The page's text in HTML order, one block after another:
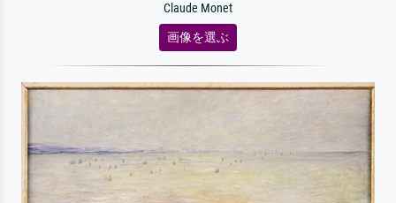
Claude Monet
画像を選ぶ